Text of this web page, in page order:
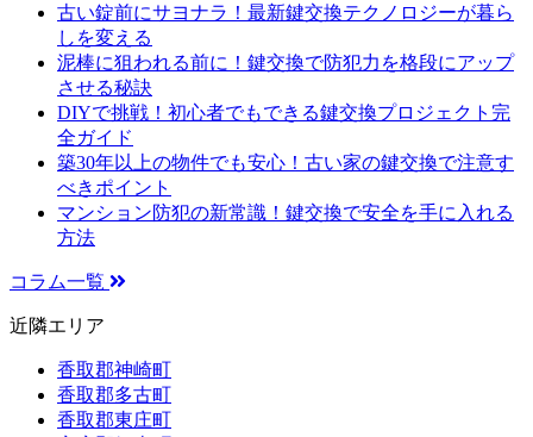
古い錠前にサヨナラ！最新鍵交換テクノロジーが暮ら
しを変える
泥棒に狙われる前に！鍵交換で防犯力を格段にアップ
させる秘訣
DIYで挑戦！初心者でもできる鍵交換プロジェクト完
全ガイド
築30年以上の物件でも安心！古い家の鍵交換で注意す
べきポイント
マンション防犯の新常識！鍵交換で安全を手に入れる
方法
コラム一覧
近隣エリア
香取郡神崎町
香取郡多古町
香取郡東庄町